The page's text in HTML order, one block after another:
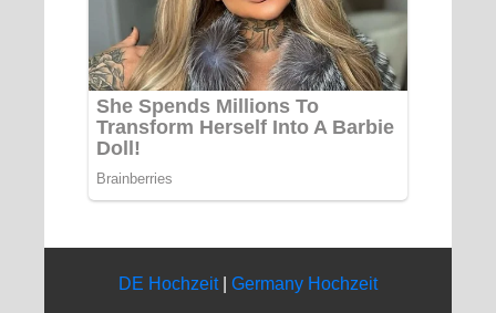
DE Hochzeit| Germany Hochzeit